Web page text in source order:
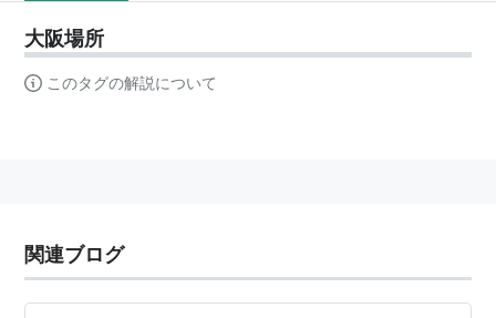
大阪場所
このタグの解説について
関連ブログ